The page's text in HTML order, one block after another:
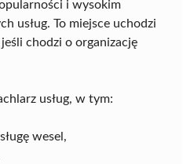
i wysokim
usług. To miejsce uchodzi
chodzi o organizację
usług, w tym:
wesel,